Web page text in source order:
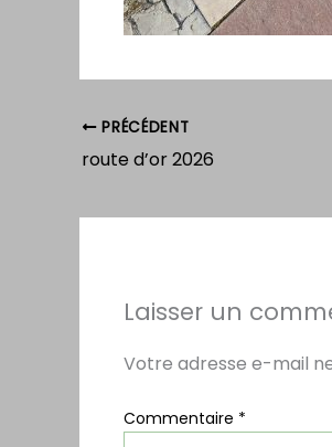
PRÉCÉDENT
route d’or 2026
Laisser un
Votre adresse e-mail
Commentaire *